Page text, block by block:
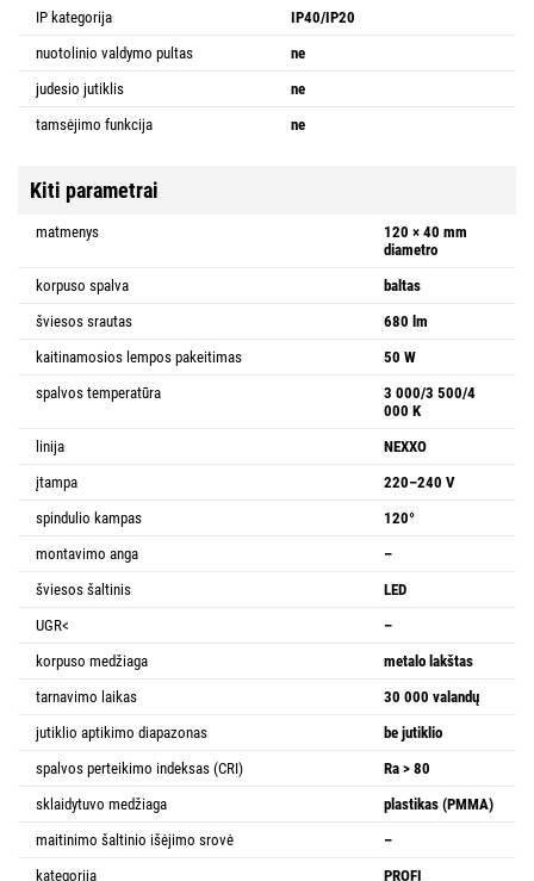
IP kategorija
IP40/IP20
nuotolinio valdymo pultas
ne
judesio jutiklis
ne
tamsėjimo funkcija
ne
Kiti parametrai
matmenys
120 × 40 mm
diametro
korpuso spalva
baltas
šviesos srautas
680 lm
kaitinamosios lempos pakeitimas
50 W
spalvos temperatūra
3 000/3 500/4
000 K
linija
NEXXO
įtampa
220–240 V
spindulio kampas
120°
montavimo anga
–
šviesos šaltinis
LED
UGR<
–
korpuso medžiaga
metalo lakštas
tarnavimo laikas
30 000 valandų
jutiklio aptikimo diapazonas
be jutiklio
spalvos perteikimo indeksas (CRI)
Ra > 80
sklaidytuvo medžiaga
plastikas (PMMA)
maitinimo šaltinio išėjimo srovė
–
kategorija
PROFI